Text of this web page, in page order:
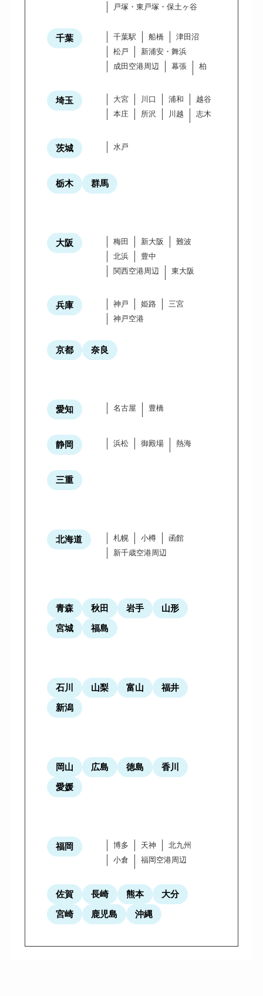
戸塚・東戸塚・保土ヶ谷
千葉 千葉駅 船橋
津田沼
松戸
新浦安・舞浜
成田空港周辺
幕張 柏
埼玉 大宮 川口 浦和
越谷
本庄
所沢 川越 志木
茨城 水戸
栃木 群馬
大阪 梅田 新大阪
難波
北浜
豊中
関西空港周辺
東大阪
兵庫 神戸 姫路
三宮
神戸空港
京都 奈良
愛知 名古屋 豊橋
静岡 浜松 御殿場 熱海
三重
北海道 札幌 小樽
函館
新千歳空港周辺
青森 秋田 岩手
山形
宮城
福島
石川 山梨 富山
福井
新潟
岡山 広島 徳島
香川
愛媛
福岡 博多 天神
北九州
小倉
福岡空港周辺
佐賀 長崎 熊本
大分
宮崎
鹿児島 沖縄